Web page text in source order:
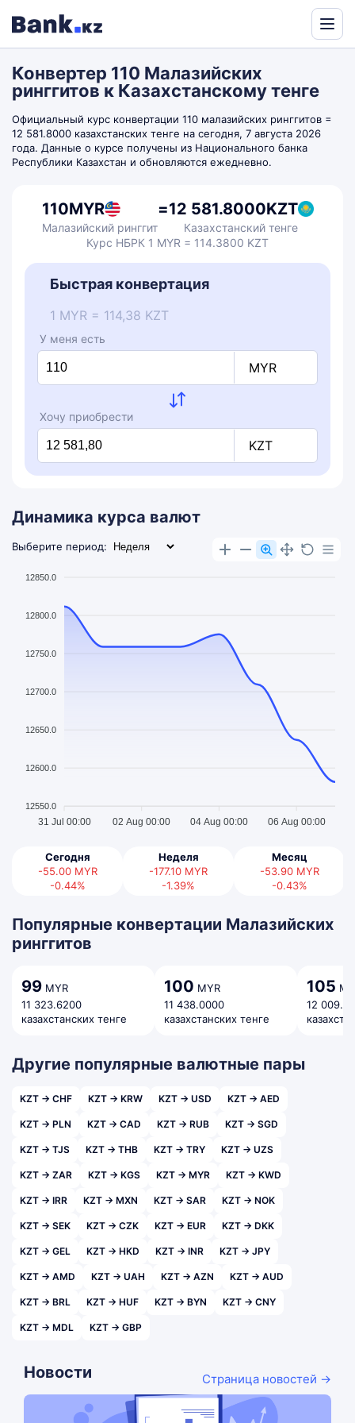
Конвертер 110 Малазийских
ринггитов к Казахстанскому тенге
Официальный курс конвертации 110 малазийских ринггитов =
12 581.8000 казахстанских тенге на сегодня, 7 августа 2026
года. Данные о курсе получены из Национального банка
Республики Казахстан и обновляются ежедневно.
110MYR
Малазийский ринггит
=12 581.8000KZT
Казахстанский тенге
Курс НБРК 1 MYR = 114.3800 KZT
Быстрая конвертация
1 MYR = 114,38 KZT
У меня есть
MYR
Хочу приобрести
KZT
Динамика курса валют
Выберите период:
12850.0
12800.0
12750.0
12700.0
12650.0
12600.0
12550.0
31 Jul 00:00 02 Aug 00:00 04 Aug 00:00 06 Aug 00:00
Сегодня
-55.00 MYR
-0.44%
Неделя
-177.10 MYR
-1.39%
Месяц
-53.90 MYR
-0.43%
Популярные конвертации Малазийских
ринггитов
99 MYR
11 323.6200
казахстанских тенге
100 MYR
11 438.0000
казахстанских тенге
105
12
Другие популярные валютные пары
KZT → CHF KZT → KRW KZT → USD KZT → AED
KZT → PLN KZT → CAD KZT → RUB KZT → SGD
KZT → TJS KZT → THB KZT → TRY KZT → UZS
KZT → ZAR KZT → KGS KZT → MYR KZT → KWD
KZT → IRR KZT → MXN KZT → SAR KZT → NOK
KZT → SEK KZT → CZK KZT → EUR KZT → DKK
KZT → GEL KZT → HKD KZT → INR KZT → JPY
KZT → AMD KZT → UAH KZT → AZN KZT → AUD
KZT → BRL KZT → HUF KZT → BYN KZT → CNY
KZT → MDL KZT → GBP
Новости Страница новостей →